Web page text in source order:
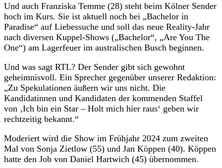
Und auch Franziska Temme (28) steht beim Kölner Sender
hoch im Kurs. Sie ist aktuell noch bei „Bachelor in
Paradise“ auf Liebessuche und soll das neue Reality-Jahr
nach diversen Kuppel-Shows („Bachelor“, „Are You The
One“) am Lagerfeuer im australischen Busch beginnen.
Und was sagt RTL? Der Sender gibt sich gewohnt
geheimnisvoll. Ein Sprecher gegenüber unserer Redaktion:
„Zu Spekulationen äußern wir uns nicht. Die
Kandidatinnen und Kandidaten der kommenden Staffel
von ‚Ich bin ein Star – Holt mich hier raus‘ geben wir
rechtzeitig bekannt.“
Moderiert wird die Show im Frühjahr 2024 zum zweiten
Mal von Sonja Zietlow (55) und Jan Köppen (40). Köppen
hatte den Job von Daniel Hartwich (45) übernommen.